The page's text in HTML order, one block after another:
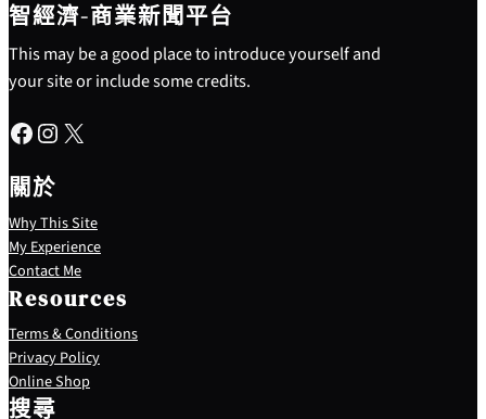
智經濟-商業新聞平台
This may be a good place to introduce yourself and
your site or include some credits.
Facebook Instagram X
關於
Why This Site
My Experience
Contact Me
Resources
Terms & Conditions
Privacy Policy
Online Shop
搜尋
S
e